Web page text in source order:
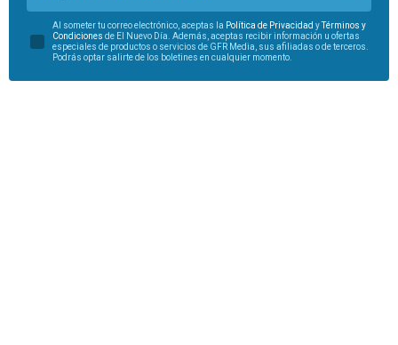
Al someter tu correo electrónico, aceptas la Política de Privacidad yTérminos y
Condiciones de El Nuevo Día. Además, aceptas recibir información u ofertas
especiales de productos o servicios de GFR Media, sus afiliadas o de terceros.
Podrás optar salirte de los boletines en cualquier momento.